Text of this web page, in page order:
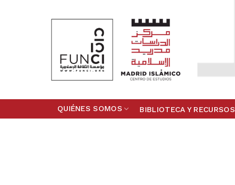
QUIÉNES SOMOS BIBLIOTECA Y RECURSOS